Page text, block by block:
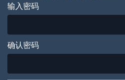
输入密码
确认密码